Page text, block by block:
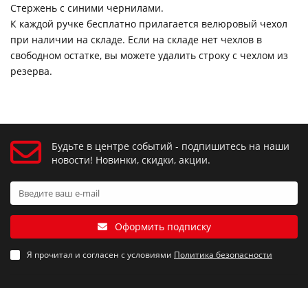
Стержень с синими чернилами.
К каждой ручке бесплатно прилагается велюровый чехол
при наличии на складе. Если на складе нет чехлов в
свободном остатке, вы можете удалить строку с чехлом из
резерва.
Будьте в центре событий - подпишитесь на наши
новости! Новинки, скидки, акции.
Оформить подписку
Я прочитал и согласен с условиями Политика безопасности